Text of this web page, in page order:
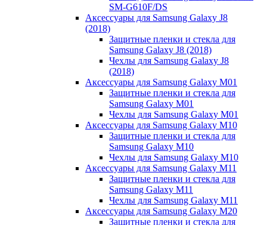
SM-G610F/DS
Аксессуары для Samsung Galaxy J8
(2018)
Защитные пленки и стекла для
Samsung Galaxy J8 (2018)
Чехлы для Samsung Galaxy J8
(2018)
Аксессуары для Samsung Galaxy M01
Защитные пленки и стекла для
Samsung Galaxy M01
Чехлы для Samsung Galaxy M01
Аксессуары для Samsung Galaxy M10
Защитные пленки и стекла для
Samsung Galaxy M10
Чехлы для Samsung Galaxy M10
Аксессуары для Samsung Galaxy M11
Защитные пленки и стекла для
Samsung Galaxy M11
Чехлы для Samsung Galaxy M11
Аксессуары для Samsung Galaxy M20
Защитные пленки и стекла для